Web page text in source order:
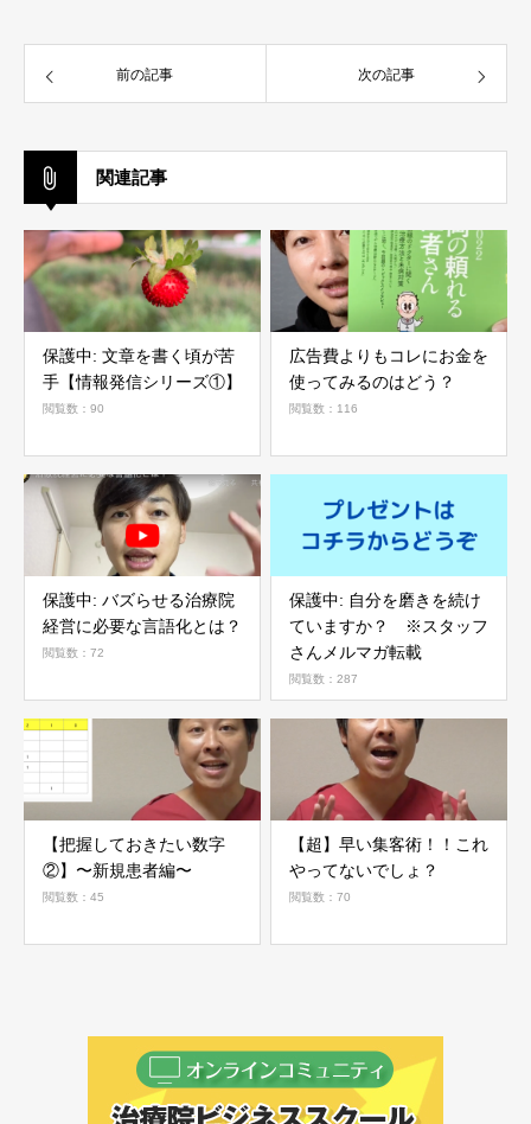
前の記事 次の記事
関連記事
保護中: 文章を書く頃が苦
手【情報発信シリーズ①】
閲覧数：90
広告費よりもコレにお金を
使ってみるのはどう？
閲覧数：116
保護中: バズらせる治療院
経営に必要な言語化とは？
閲覧数：72
保護中: 自分を磨きを続け
ていますか？ ※スタッフ
さんメルマガ転載
閲覧数：287
【把握しておきたい数字
②】〜新規患者編〜
閲覧数：45
【超】早い集客術！！これ
やってないでしょ？
閲覧数：70